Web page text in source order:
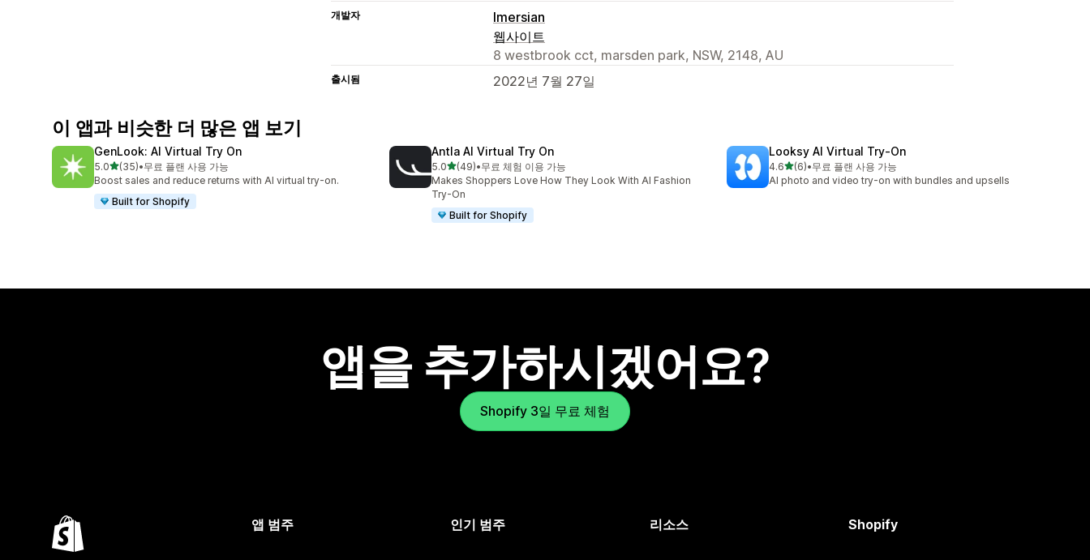
개발자
Imersian
웹사이트
8 westbrook cct, marsden park, NSW, 2148, AU
출시됨 2022년 7월 27일
이 앱과 비슷한 더 많은 앱 보기
GenLook: AI Virtual Try On
5.0별 5개 중
(35)
총 리뷰 35개
•무료 플랜 사용 가능
Boost sales and reduce returns with AI virtual try-on.
Built for Shopify
Antla AI Virtual Try On
5.0별 5개 중
(49)
총 리뷰 49개
•무료 체험 이용 가능
Makes Shoppers Love How They Look With AI Fashion
Try-On
Built for Shopify
Looksy AI Virtual Try‑On
4.6별 5개 중
(6)
총 리뷰 6개
•무료 플랜 사용 가능
AI photo and video try-on with bundles and upsells
앱을 추가하시겠어요?
Shopify 3일 무료 체험
앱 범주 인기 범주 리소스 Shopify